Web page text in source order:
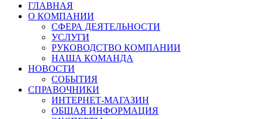
ГЛАВНАЯ
О КОМПАНИИ
СФЕРА ДЕЯТЕЛЬНОСТИ
УСЛУГИ
РУКОВОДСТВО КОМПАНИИ
НАША КОМАНДА
НОВОСТИ
СОБЫТИЯ
СПРАВОЧНИКИ
ИНТЕРНЕТ-МАГАЗИН
ОБЩАЯ ИНФОРМАЦИЯ